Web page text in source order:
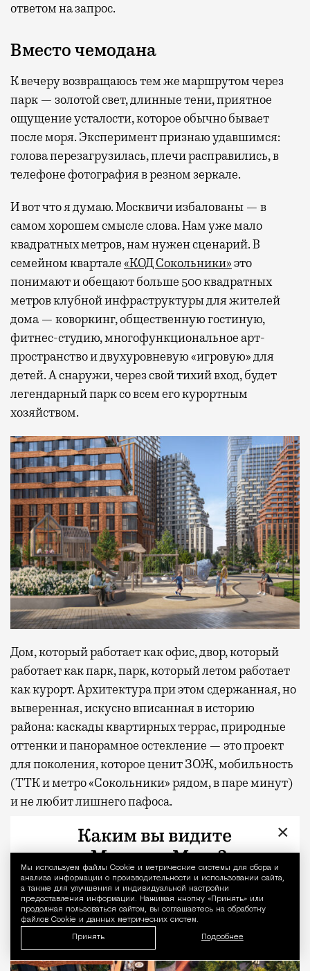
Уведомление
Мы используем файлы Сookie и метрические системы для сбора и
анализа информации о производительности и использовании сайта,
а также для улучшения и индивидуальной настройки
предоставления информации. Нажимая кнопку «Принять» или
продолжая пользоваться сайтом, вы соглашаетесь на обработку
файлов Cookie и данных метрических систем.
Принять Подробнее
ответом на запрос.
Вместо чемодана
К вечеру возвращаюсь тем же маршрутом через
парк — золотой свет, длинные тени, приятное
ощущение усталости, которое обычно бывает
после моря. Эксперимент признаю удавшимся:
голова перезагрузилась, плечи расправились, в
телефоне фотография в резном зеркале.
И вот что я думаю. Москвичи избалованы — в
самом хорошем смысле слова. Нам уже мало
квадратных метров, нам нужен сценарий. В
семейном квартале«КОД Сокольники»это
понимают и обещают больше 500 квадратных
метров клубной инфраструктуры для жителей
дома — коворкинг, общественную гостиную,
фитнес-студию, многофункциональное арт-
пространство и двухуровневую «игровую» для
детей. А снаружи, через свой тихий вход, будет
легендарный парк со всем его курортным
хозяйством.
Дом, который работает как офис, двор, который
работает как парк, парк, который летом работает
как курорт. Архитектура при этом сдержанная, но
выверенная, искусно вписанная в историю
района: каскады квартирных террас, природные
оттенки и панорамное остекление — это проект
для поколения, которое ценит ЗОЖ, мобильность
(ТТК и метро «Сокольники» рядом, в паре минут)
и не любит лишнего пафоса.
×